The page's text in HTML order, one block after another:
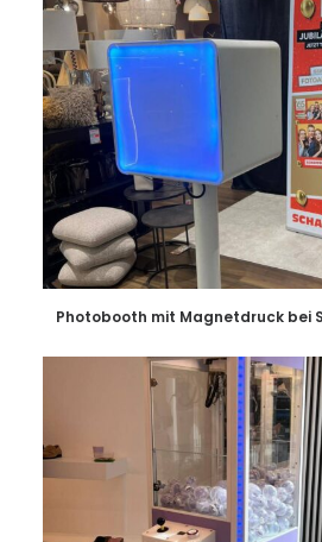
Photobooth mit Magnetdruck bei